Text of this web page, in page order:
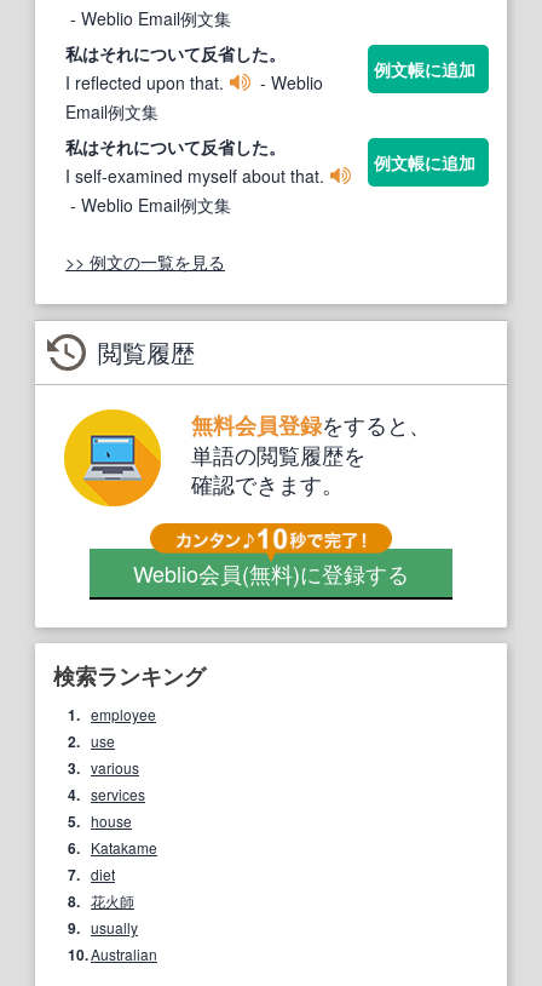
- Weblio Email例文集
私はそれについて反省した。
I reflected upon that.
- Weblio
Email例文集
例文帳に追加
私はそれについて反省した。
I self-examined myself about that.
- Weblio Email例文集
例文帳に追加
>> 例文の一覧を見る
閲覧履歴
無料会員登録をすると、
単語の閲覧履歴を
確認できます。
Weblio会員(無料)に登録する
検索ランキング
1. employee
2. use
3. various
4. services
5. house
6. Katakame
7. diet
8. 花火師
9. usually
10.Australian